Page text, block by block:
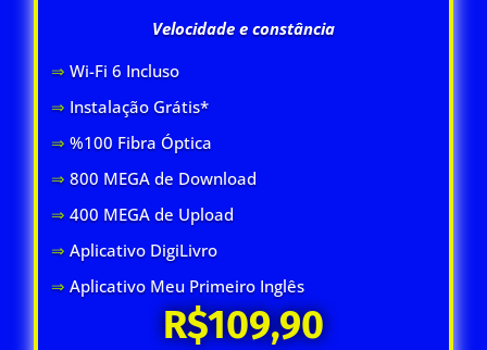
Velocidade e constância
⇒ Wi-Fi 6 Incluso
⇒ Instalação Grátis*
⇒ %100 Fibra Óptica
⇒ 800 MEGA de Download
⇒400 MEGA de Upload
⇒Aplicativo DigiLivro
⇒Aplicativo Meu Primeiro Inglês
R$109,90